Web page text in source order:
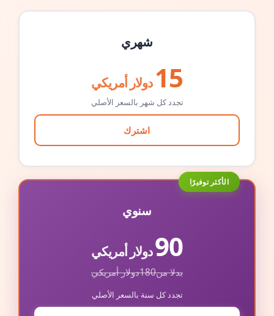
شهري
15 دولار أمريكي
تجدد كل شهر بالسعر الأصلي
اشترك
الأكثر توفيرًا
سنوي
90دولار أمريكي
بدلا من180دولار أمريكي
تجدد كل سنة بالسعر الأصلي